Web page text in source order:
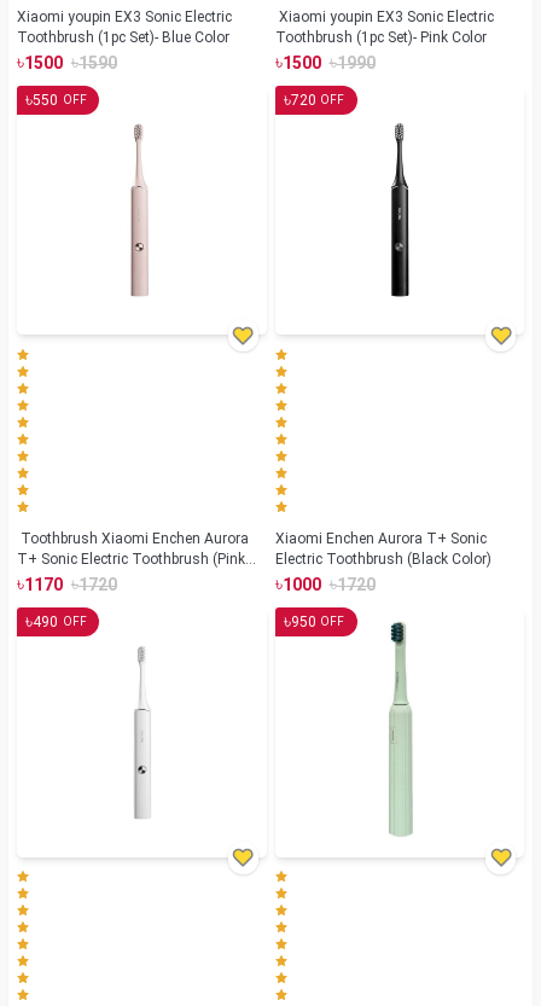
Xiaomi youpin EX3 Sonic Electric
Toothbrush (1pc Set)- Blue Color
৳1500 ৳1590
Toothbrush (1pc Set)- Pink Color
৳1500 ৳1990
৳550 OFF
Toothbrush Xiaomi Enchen Aurora
T+ Sonic Electric Toothbrush (Pink
Color)
৳1170 ৳1720
৳720 OFF
Xiaomi Enchen Aurora T+ Sonic
Electric Toothbrush (Black Color)
৳1000 ৳1720
৳490 OFF ৳950 OFF